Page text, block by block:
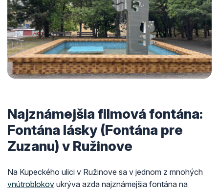
Najznámejšia filmová fontána:
Fontána lásky (Fontána pre
Zuzanu) v Ružinove
Na Kupeckého ulici v Ružinove sa v jednom z mnohých
vnútroblokov ukrýva azda najznámejšia fontána na